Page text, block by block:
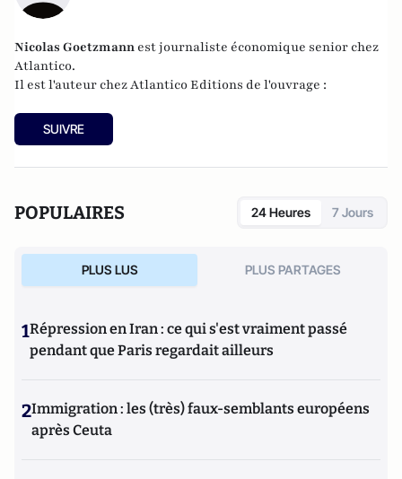
Nicolas Goetzmann est journaliste économique senior chez
Atlantico.
Il est l'auteur chezAtlantico Editions de l'ouvrage :
SUIVRE
POPULAIRES 24 Heures 7 Jours
PLUS LUS PLUS PARTAGES
1Répression en Iran : ce qui s'est vraiment passé
pendant que Paris regardait ailleurs
2Immigration : les (très) faux-semblants européens
après Ceuta